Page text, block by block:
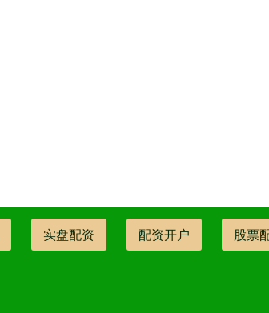
实盘配资 配资开户 股票